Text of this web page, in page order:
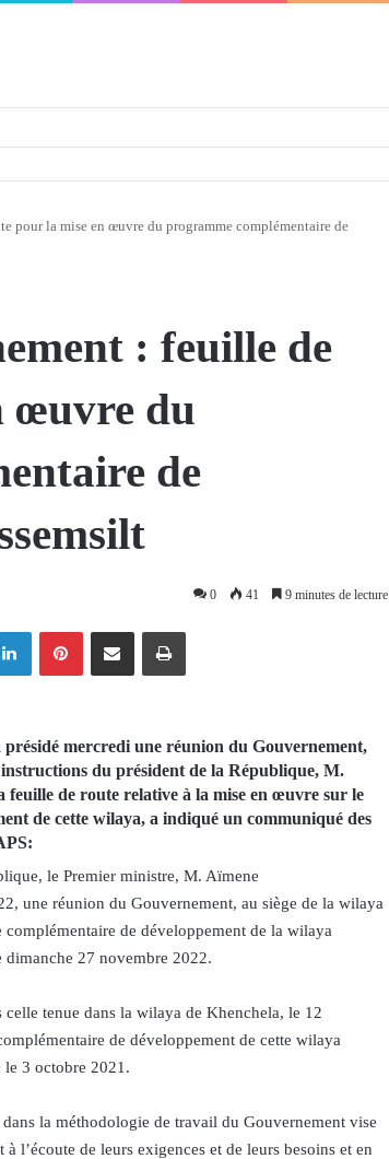
Conseil de sécurité « avec rigueur et engagement »
pour la mise en œuvre du programme complémentaire de
: feuille de
œuvre du
de
0 41 9 minutes de lecture
Linkedin Pinterest Partager par email Imprimer
mercredi une réunion du Gouvernement,
du président de la République, M.
de route relative à la mise en œuvre sur le
de cette wilaya, a indiqué un communiqué des
le Premier ministre, M. Aïmene
une réunion du Gouvernement, au siège de la wilaya
de développement de la wilaya
dimanche 27 novembre 2022.
tenue dans la wilaya de Khenchela, le 12
de développement de cette wilaya
le 3 octobre 2021.
la méthodologie de travail du Gouvernement vise
l’écoute de leurs exigences et de leurs besoins et en